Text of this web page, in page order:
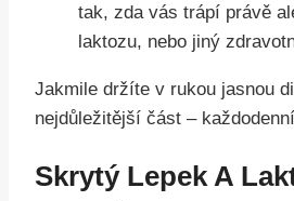
tak, zda vás trápí právě
laktozu, nebo jiný
Jakmile držíte v rukou jasnou
nejdůležitější část –
Skrytý Lepek A